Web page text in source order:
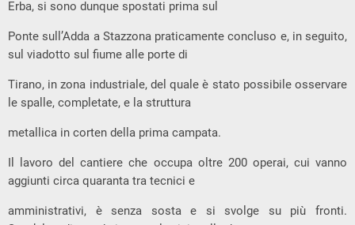
Erba, si sono dunque spostati prima sul
Ponte sull’Adda a Stazzona praticamente concluso e, in seguito,
sul viadotto sul fiume alle porte di
Tirano, in zona industriale, del quale è stato possibile osservare
le spalle, completate, e la struttura
metallica in corten della prima campata.
Il lavoro del cantiere che occupa oltre 200 operai, cui vanno
aggiunti circa quaranta tra tecnici e
amministrativi, è senza sosta e si svolge su più fronti.